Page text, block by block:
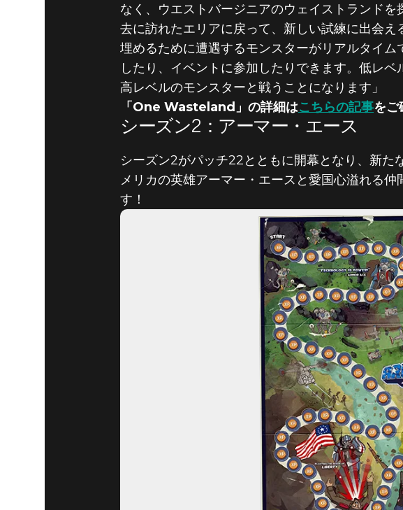
なく、ウエストバージニアのウェイストランド
去に訪れたエリアに戻って、新しい試練に出会
埋めるために遭遇するモンスターがリアルタイ
したり、イベントに参加したりできます。低レ
高レベルのモンスターと戦うことになります」
「One Wasteland」の詳細はこちらの記事をご
シーズン2：アーマー・エース
シーズン2がパッチ22とともに開幕となり、新た
メリカの英雄アーマー・エースと愛国心溢れる
す！